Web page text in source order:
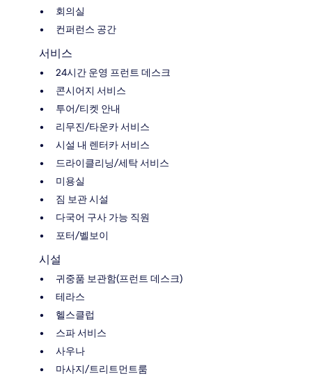
회의실
컨퍼런스 공간
서비스
24시간 운영 프런트 데스크
콘시어지 서비스
투어/티켓 안내
리무진/타운카 서비스
시설 내 렌터카 서비스
드라이클리닝/세탁 서비스
미용실
짐 보관 시설
다국어 구사 가능 직원
포터/벨보이
시설
귀중품 보관함(프런트 데스크)
테라스
헬스클럽
스파 서비스
사우나
마사지/트리트먼트룸